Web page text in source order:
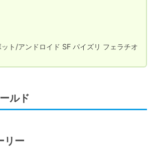
ト/アンドロイド SF パイズリ フェラチオ
ルド
リー